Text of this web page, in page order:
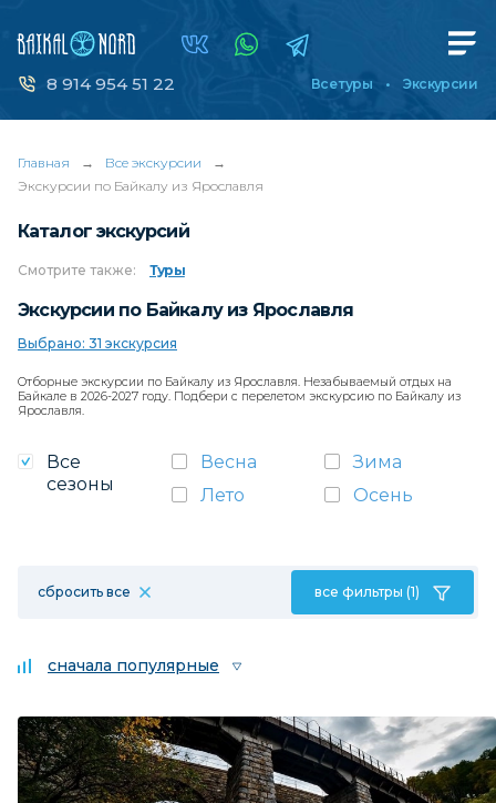
8 914 954 51 22 Все туры Экскурсии
Главная → Все экскурсии
→
Экскурсии по Байкалу из Ярославля
Каталог экскурсий
Смотрите также: Туры
Экскурсии по Байкалу из Ярославля
Выбрано: 31 экскурсия
Отборные экскурсии по Байкалу из Ярославля. Незабываемый отдых на
Байкале в 2026-2027 году. Подбери с перелетом экскурсию по Байкалу из
Ярославля.
Все
сезоны
Весна
Зима
Лето
Осень
сбросить все все фильтры (1)
сначала популярные